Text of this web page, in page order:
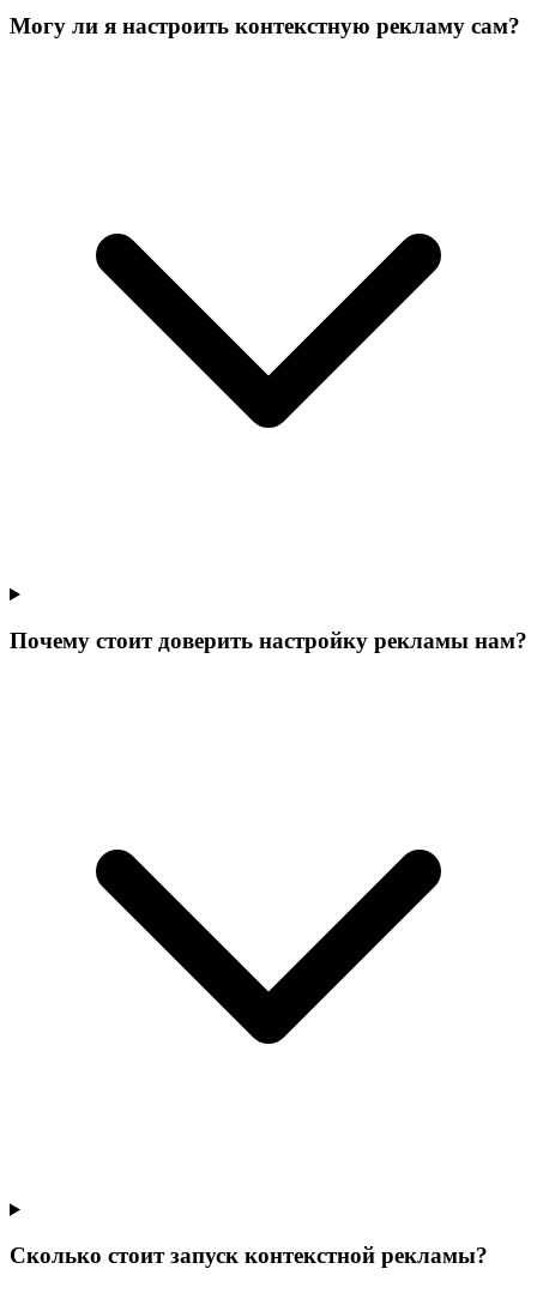
Могу ли я настроить контекстную рекламу сам?
Почему стоит доверить настройку рекламы нам?
Сколько стоит запуск контекстной рекламы?